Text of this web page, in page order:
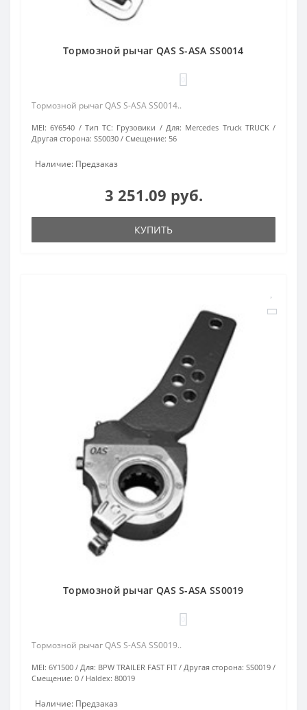
Тормозной рычаг QAS S-ASA SS0014
Тормозной рычаг QAS S-ASA SS0014..
MEI: 6Y6540 Тип ТС: Грузовики Для: Mercedes Truck TRUCK
Другая сторона: SS0030 Смещение: 56
Наличие: Предзаказ
3 251.09 руб.
КУПИТЬ
Тормозной рычаг QAS S-ASA SS0019
Тормозной рычаг QAS S-ASA SS0019..
MEI: 6Y1500 Для: BPW TRAILER FAST FIT Другая сторона: SS0019
Смещение: 0 Haldex: 80019
Наличие: Предзаказ